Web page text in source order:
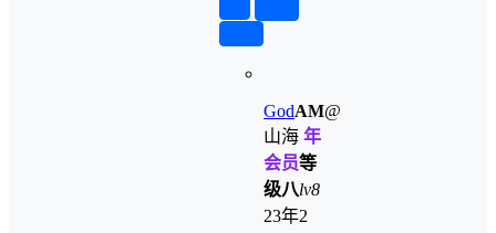
GodAM@
山海 年
会员等
级八lv8
23年2